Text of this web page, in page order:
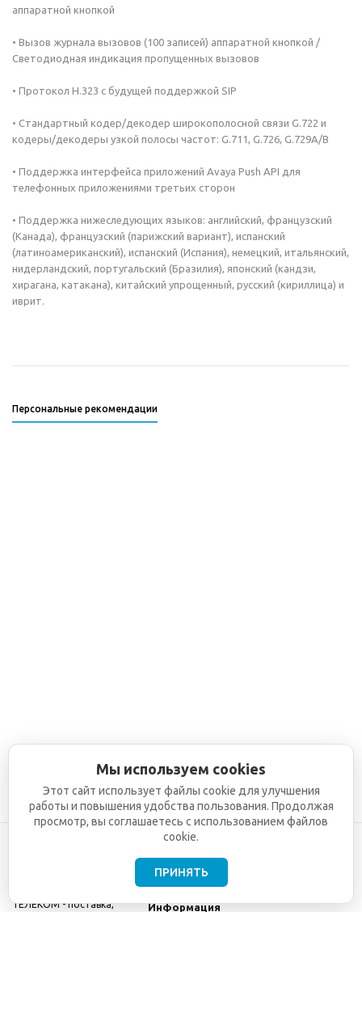
аппаратной кнопкой
• Вызов журнала вызовов (100 записей) аппаратной кнопкой /
Светодиодная индикация пропущенных вызовов
• Протокол H.323 с будущей поддержкой SIP
• Стандартный кодер/декодер широкополосной связи G.722 и
кодеры/декодеры узкой полосы частот: G.711, G.726, G.729A/B
• Поддержка интерфейса приложений Avaya Push API для
телефонных приложениями третьих сторон
• Поддержка нижеследующих языков: английский, французский
(Канада), французский (парижский вариант), испанский
(латиноамериканский), испанский (Испания), немецкий, итальянский,
нидерландский, португальский (Бразилия), японский (кандзи,
хирагана, катакана), китайский упрощенный, русский (кириллица) и
иврит.
Персональные рекомендации
ТЕЛЕКОМ - поставка,
Информация
Мы используем cookies
Этот сайт использует файлы cookie для улучшения
работы и повышения удобства пользования. Продолжая
просмотр, вы соглашаетесь с использованием файлов
cookie.
ПРИНЯТЬ